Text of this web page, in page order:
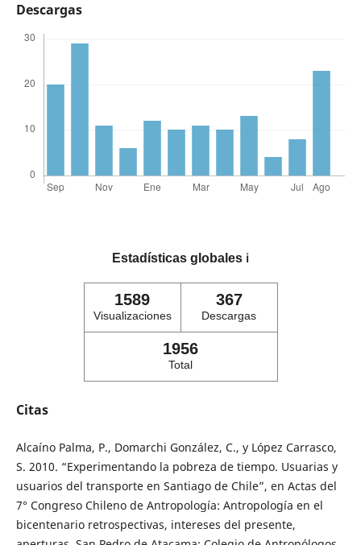
Descargas
Estadísticas globales ℹ️
1589
Visualizaciones
367
Descargas
1956
Total
Citas
Alcaíno Palma, P., Domarchi González, C., y López Carrasco,
S. 2010. “Experimentando la pobreza de tiempo. Usuarias y
usuarios del transporte en Santiago de Chile”, en Actas del
7° Congreso Chileno de Antropología: Antropología en el
bicentenario retrospectivas, intereses del presente,